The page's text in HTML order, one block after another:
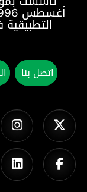
التطبيقية
اتصل بنا